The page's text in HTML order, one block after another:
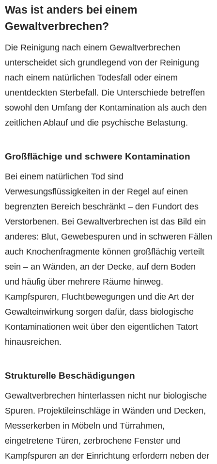
Was ist anders bei einem
Gewaltverbrechen?
Die Reinigung nach einem Gewaltverbrechen
unterscheidet sich grundlegend von der Reinigung
nach einem natürlichen Todesfall oder einem
unentdeckten Sterbefall. Die Unterschiede betreffen
sowohl den Umfang der Kontamination als auch den
zeitlichen Ablauf und die psychische Belastung.
Großflächige und schwere Kontamination
Bei einem natürlichen Tod sind
Verwesungsflüssigkeiten in der Regel auf einen
begrenzten Bereich beschränkt – den Fundort des
Verstorbenen. Bei Gewaltverbrechen ist das Bild ein
anderes: Blut, Gewebespuren und in schweren Fällen
auch Knochenfragmente können großflächig verteilt
sein – an Wänden, an der Decke, auf dem Boden
und häufig über mehrere Räume hinweg.
Kampfspuren, Fluchtbewegungen und die Art der
Gewalteinwirkung sorgen dafür, dass biologische
Kontaminationen weit über den eigentlichen Tatort
hinausreichen.
Strukturelle Beschädigungen
Gewaltverbrechen hinterlassen nicht nur biologische
Spuren. Projektileinschläge in Wänden und Decken,
Messerkerben in Möbeln und Türrahmen,
eingetretene Türen, zerbrochene Fenster und
Kampfspuren an der Einrichtung erfordern neben der